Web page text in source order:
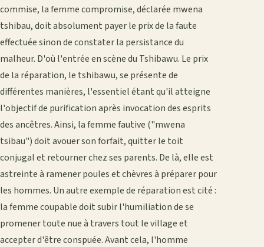
commise, la femme compromise, déclarée mwena
tshibau, doit absolument payer le prix de la faute
effectuée sinon de constater la persistance du
malheur. D'où l'entrée en scène du Tshibawu. Le prix
de la réparation, le tshibawu, se présente de
différentes manières, l'essentiel étant qu'il atteigne
l'objectif de purification après invocation des esprits
des ancêtres. Ainsi, la femme fautive ("mwena
tsibau") doit avouer son forfait, quitter le toit
conjugal et retourner chez ses parents. De là, elle est
astreinte à ramener poules et chèvres à préparer pour
les hommes. Un autre exemple de réparation est cité :
la femme coupable doit subir l'humiliation de se
promener toute nue à travers tout le village et
accepter d'être conspuée. Avant cela, l'homme